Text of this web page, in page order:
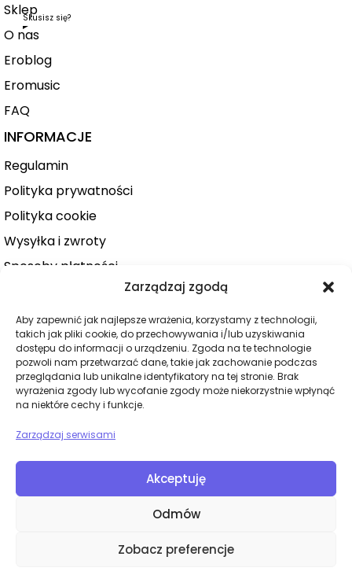
Zarządzaj zgodą
Aby zapewnić jak najlepsze wrażenia, korzystamy z technologii,
takich jak pliki cookie, do przechowywania i/lub uzyskiwania
dostępu do informacji o urządzeniu. Zgoda na te technologie
pozwoli nam przetwarzać dane, takie jak zachowanie podczas
przeglądania lub unikalne identyfikatory na tej stronie. Brak
wyrażenia zgody lub wycofanie zgody może niekorzystnie wpłynąć
na niektóre cechy i funkcje.
Zarządzaj serwisami
Akceptuję
Odmów
Zobacz preferencje
Sklep
O nas
Skusisz się?
Eroblog
Eromusic
FAQ
INFORMACJE
Regulamin
Polityka prywatności
Polityka cookie
Wysyłka i zwroty
Sposoby płatności
Zamówienie
KATEGORIE
Dla niej
Dla niego
BDSM